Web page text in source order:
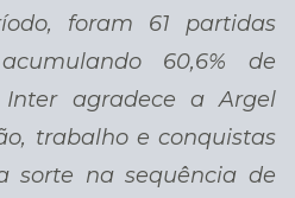
foram 61 partidas
60,6% de
Inter agradece a Argel
trabalho e conquistas
sorte na sequência de